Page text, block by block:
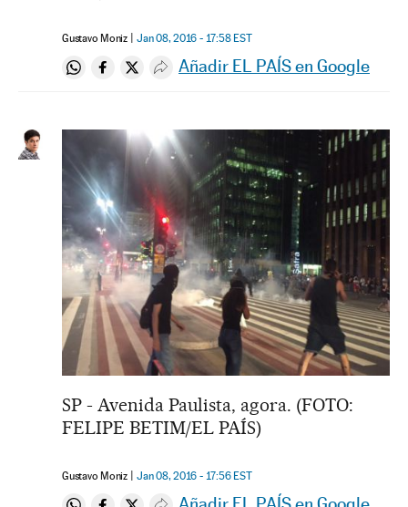
Gustavo Moniz Jan 08, 2016 - 17:58 EST
Compartir en Whatsapp
Compartir en Facebook
Compartir en Twitter
Desplegar Redes Sociales
Añadir EL PAÍS en Google
SP - Avenida Paulista, agora. (FOTO:
FELIPE BETIM/EL PAÍS)
Gustavo Moniz Jan 08, 2016 - 17:56 EST